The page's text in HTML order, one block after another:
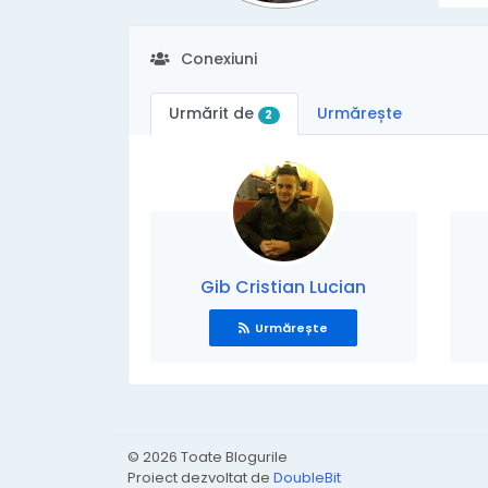
Conexiuni
Urmărit de 2 Urmărește
Gib Cristian Lucian
Urmărește
© 2026 Toate Blogurile
Proiect dezvoltat de DoubleBit